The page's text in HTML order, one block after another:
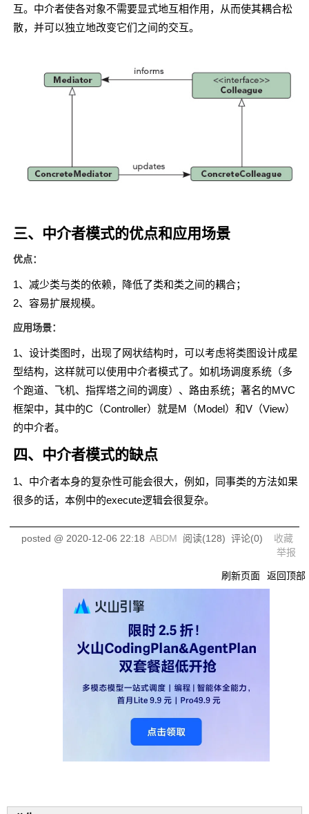
互。中介者使各对象不需要显式地互相作用，从而使其耦合松
散，并可以独立地改变它们之间的交互。
三、中介者模式的优点和应用场景
优点：
1、减少类与类的依赖，降低了类和类之间的耦合；
2、容易扩展规模。
应用场景：
1、设计类图时，出现了网状结构时，可以考虑将类图设计成星
型结构，这样就可以使用中介者模式了。如机场调度系统（多
个跑道、飞机、指挥塔之间的调度）、路由系统；著名的MVC
框架中，其中的C（Controller）就是M（Model）和V（View）
的中介者。
四、中介者模式的缺点
1、中介者本身的复杂性可能会很大，例如，同事类的方法如果
很多的话，本例中的execute逻辑会很复杂。
posted @ 2020-12-06 22:18 ABDM 阅读(128) 评论(0) 收藏
举报
刷新页面 返回顶部